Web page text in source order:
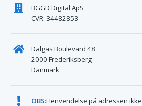
BGGD Digital ApS
CVR: 34482853
Dalgas Boulevard 48
2000 Frederiksberg
Danmark
OBS:Henvendelse på adressen ikke